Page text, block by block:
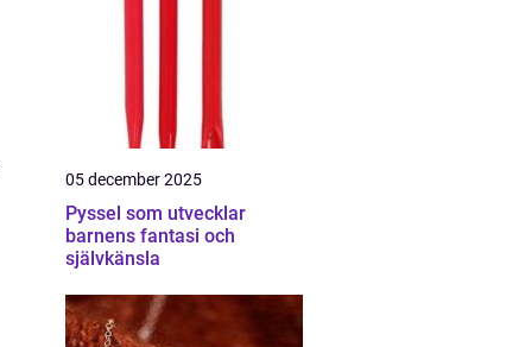
05 december 2025
Pyssel som utvecklar
barnens fantasi och
självkänsla